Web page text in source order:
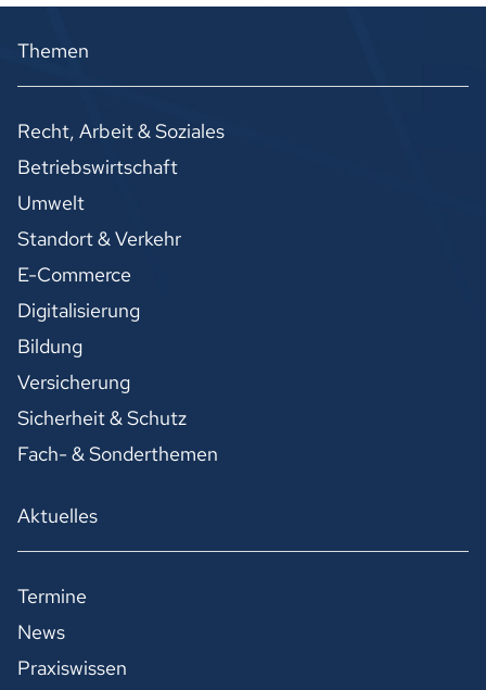
Themen
Recht, Arbeit & Soziales
Betriebswirtschaft
Umwelt
Standort & Verkehr
E-Commerce
Digitalisierung
Bildung
Versicherung
Sicherheit & Schutz
Fach- & Sonderthemen
Aktuelles
Termine
News
Praxiswissen